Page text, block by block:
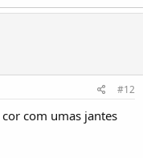
#12
com umas jantes